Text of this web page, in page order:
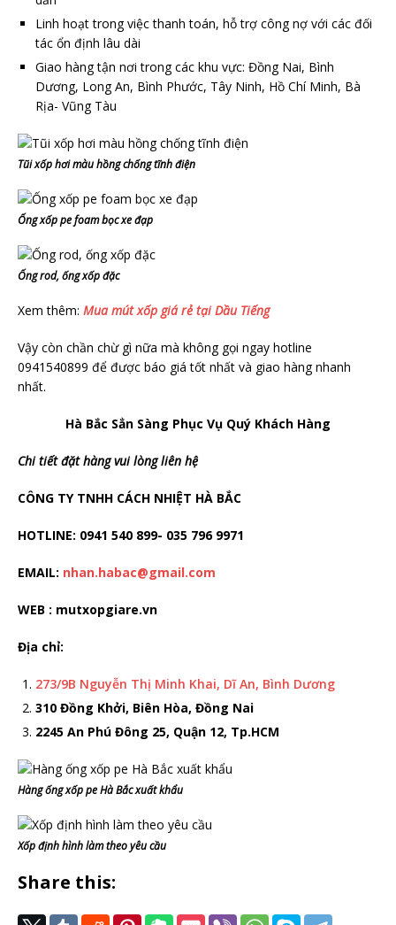
Linh hoạt trong việc thanh toán, hỗ trợ công nợ với các đối
tác ổn định lâu dài
Giao hàng tận nơi trong các khu vực: Đồng Nai, Bình
Dương, Long An, Bình Phước, Tây Ninh, Hồ Chí Minh, Bà
Rịa- Vũng Tàu
Tũi xốp hơi màu hồng chống tĩnh điện
Ống xốp pe foam bọc xe đạp
Ống rod, ống xốp đặc
Xem thêm: Mua mút xốp giá rẻ tại Dầu Tiếng
Vậy còn chần chừ gì nữa mà không gọi ngay hotline
0941540899 để được báo giá tốt nhất và giao hàng nhanh
nhất.
Hà Bắc Sẳn Sàng Phục Vụ Quý Khách Hàng
Chi tiết đặt hàng vui lòng liên hệ
CÔNG TY TNHH CÁCH NHIỆT HÀ BẮC
HOTLINE: 0941 540 899- 035 796 9971
EMAIL: nhan.habac@gmail.com
WEB : mutxopgiare.vn
Địa chỉ:
273/9B Nguyễn Thị Minh Khai, Dĩ An, Bình Dương
310 Đồng Khởi, Biên Hòa, Đồng Nai
2245 An Phú Đông 25, Quận 12, Tp.HCM
Hàng ống xốp pe Hà Bắc xuất khẩu
Xốp định hình làm theo yêu cầu
Share this: